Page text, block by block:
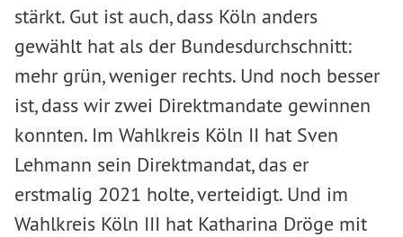
stärkt. Gut ist auch, dass Köln anders
gewählt hat als der Bundesdurchschnitt:
mehr grün, weniger rechts. Und noch besser
ist, dass wir zwei Direktmandate gewinnen
konnten. Im Wahlkreis Köln II hat Sven
Lehmann sein Direktmandat, das er
erstmalig 2021 holte, verteidigt. Und im
Wahlkreis Köln III hat Katharina Dröge mit